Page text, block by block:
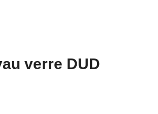
verre DUD